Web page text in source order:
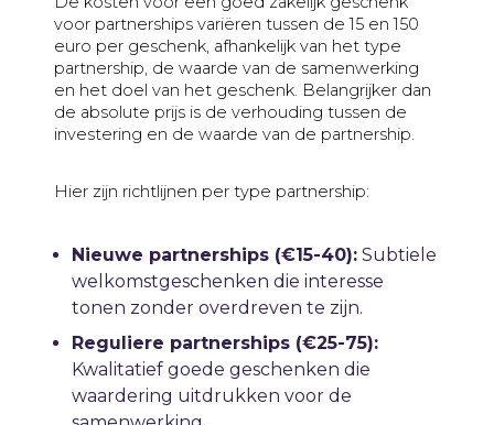
voor partnerships variëren tussen de 15 en 150
euro per geschenk, afhankelijk van het type
partnership, de waarde van de samenwerking
en het doel van het geschenk. Belangrijker dan
de absolute prijs is de verhouding tussen de
investering en de waarde van de partnership.
Hier zijn richtlijnen per type partnership:
Nieuwe partnerships (€15-40): Subtiele
welkomstgeschenken die interesse
tonen zonder overdreven te zijn.
Reguliere partnerships (€25-75):
Kwalitatief goede geschenken die
waardering uitdrukken voor de